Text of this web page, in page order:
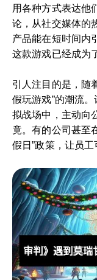
用各种方式表达他
论，从社交媒体的
产品能在短时间内
这款游戏已经成为
引人注目的是，随
假玩游戏”的潮流
拟战场中，主动向
竟。有的公司甚至
假日”政策，让员